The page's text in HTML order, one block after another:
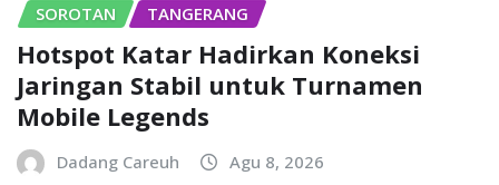
SOROTAN
TANGERANG
Hotspot Katar Hadirkan Koneksi
Jaringan Stabil untuk Turnamen
Mobile Legends
Dadang Careuh Agu 8, 2026